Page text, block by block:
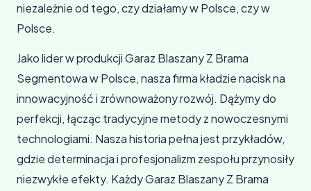
niezależnie od tego, czy działamy w Polsce, czy w
Polsce.
Jako lider w produkcji Garaz Blaszany Z Brama
Segmentowa w Polsce, nasza firma kładzie nacisk na
innowacyjność i zrównoważony rozwój. Dążymy do
perfekcji, łącząc tradycyjne metody z nowoczesnymi
technologiami. Nasza historia pełna jest przykładów,
gdzie determinacja i profesjonalizm zespołu przynosiły
niezwykłe efekty. Każdy Garaz Blaszany Z Brama